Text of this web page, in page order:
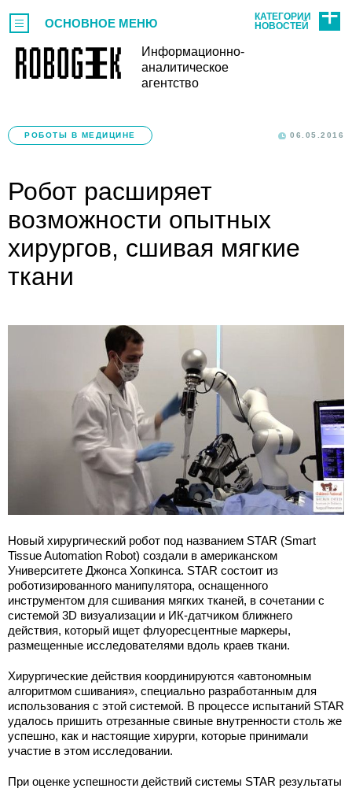
Информационно-
аналитическое
агентство
ОСНОВНОЕ МЕНЮ
КАТЕГОРИИ
НОВОСТЕЙ
РОБОТЫ В МЕДИЦИНЕ 06.05.2016
Робот расширяет
возможности опытных
хирургов, сшивая мягкие
ткани
Новый хирургический робот под названием STAR (Smart
Tissue Automation Robot) создали в американском
Университете Джонса Хопкинса. STAR состоит из
роботизированного манипулятора, оснащенного
инструментом для сшивания мягких тканей, в сочетании с
системой 3D визуализации и ИК-датчиком ближнего
действия, который ищет флуоресцентные маркеры,
размещенные исследователями вдоль краев ткани.
Хирургические действия координируются «автономным
алгоритмом сшивания», специально разработанным для
использования с этой системой. В процессе испытаний STAR
удалось пришить отрезанные свиные внутренности столь же
успешно, как и настоящие хирурги, которые принимали
участие в этом исследовании.
При оценке успешности действий системы STAR результаты